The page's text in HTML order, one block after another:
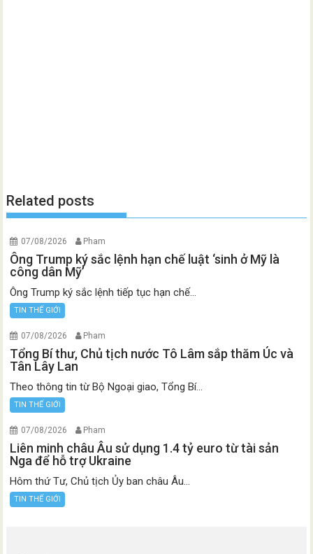
Related posts
07/08/2026 Pham
Ông Trump ký sắc lệnh hạn chế luật ‘sinh ở Mỹ là
công dân Mỹ’
Ông Trump ký sắc lệnh tiếp tục hạn chế...
TIN THẾ GIỚI
07/08/2026 Pham
Tổng Bí thư, Chủ tịch nước Tô Lâm sắp thăm Úc và
Tân Lây Lan
Theo thông tin từ Bộ Ngoại giao, Tổng Bí...
TIN THẾ GIỚI
07/08/2026 Pham
Liên minh châu Âu sử dụng 1.4 tỷ euro từ tài sản
Nga để hỗ trợ Ukraine
Hôm thứ Tư, Chủ tịch Ủy ban châu Âu...
TIN THẾ GIỚI